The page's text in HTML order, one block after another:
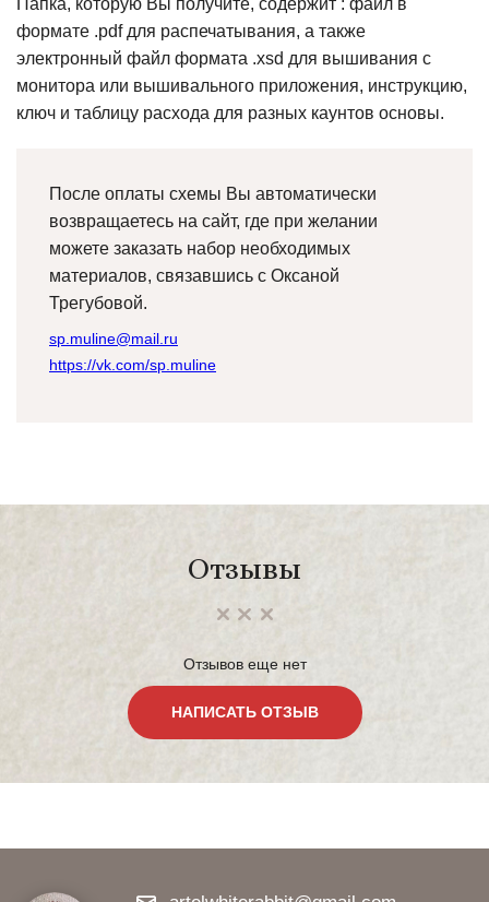
Папка, которую Вы получите, содержит : файл в
формате .pdf для распечатывания, а также
электронный файл формата .xsd для вышивания с
монитора или вышивального приложения, инструкцию,
ключ и таблицу расхода для разных каунтов основы.
После оплаты схемы Вы автоматически
возвращаетесь на сайт, где при желании
можете заказать набор необходимых
материалов, связавшись с Оксаной
Трегубовой.
sp.muline@mail.ru
https://vk.com/sp.muline
Отзывы
Отзывов еще нет
НАПИСАТЬ ОТЗЫВ